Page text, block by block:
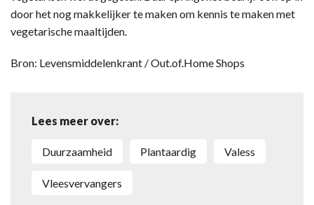
door het nog makkelijker te maken om kennis te maken met
vegetarische maaltijden.
Bron: Levensmiddelenkrant / Out.of.Home Shops
Lees meer over:
duurzaamheid plantaardig Valess
vleesvervangers